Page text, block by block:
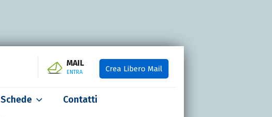
MAIL
ENTRA Crea Libero Mail
Schede Contatti